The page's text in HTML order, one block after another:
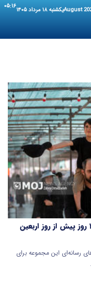
یکشنبه ۱۸ مرداد ۱۴۰۵ ۰۵:۱۶
پوشش رسانه‌ای راهپیمایی اربعین از ۲۰ روز پیش از روز اربعین
رسانه‌ای این مجموعه برای